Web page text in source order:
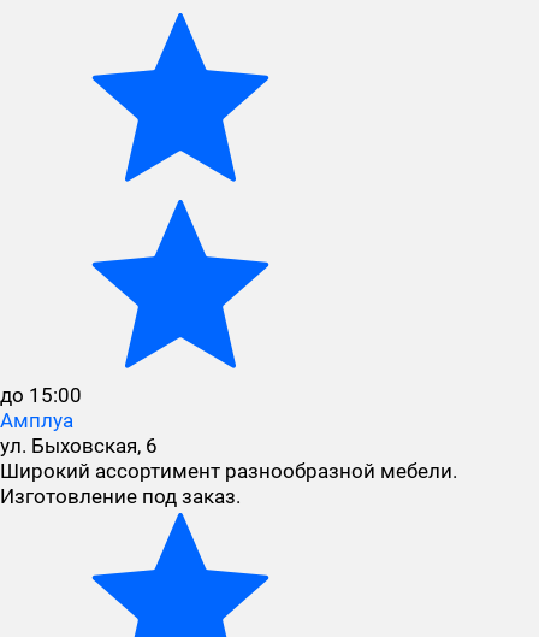
до 15:00
Амплуа
ул. Быховская, 6
Широкий ассортимент разнообразной мебели.
Изготовление под заказ.